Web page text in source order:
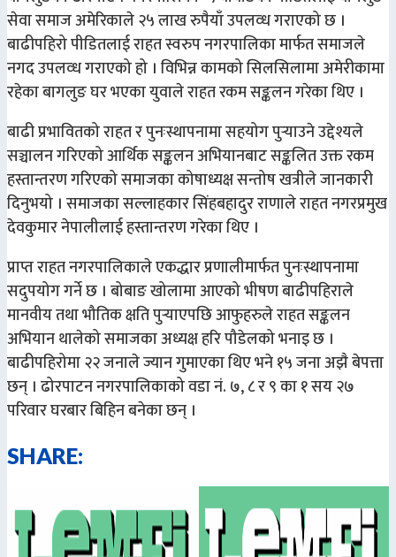
सेवा समाज अमेरिकाले २५ लाख रुपैयाँ उपलव्ध गराएको छ ।
बाढीपहिरो पीडितलाई राहत स्वरुप नगरपालिका मार्फत समाजले
नगद उपलव्ध गराएको हो । विभिन्न कामको सिलसिलामा अमेरीकामा
रहेका बागलुङ घर भएका युवाले राहत रकम सङ्कलन गरेका थिए ।
बाढी प्रभावितको राहत र पुनःस्थापनामा सहयोग पुर्‍याउने उद्देश्यले
सञ्चालन गरिएको आर्थिक सङ्कलन अभियानबाट सङ्कलित उक्त रकम
हस्तान्तरण गरिएको समाजका कोषाध्यक्ष सन्तोष खत्रीले जानकारी
दिनुभयो । समाजका सल्लाहकार सिंहबहादुर राणाले राहत नगरप्रमुख
देवकुमार नेपालीलाई हस्तान्तरण गरेका थिए ।
प्राप्त राहत नगरपालिकाले एकद्धार प्रणालीमार्फत पुनःस्थापनामा
सदुपयोग गर्ने छ । बोबाङ खोलामा आएको भीषण बाढीपहिराले
मानवीय तथा भौतिक क्षति पुर्‍याएपछि आफुहरुले राहत सङ्कलन
अभियान थालेको समाजका अध्यक्ष हरि पौडेलको भनाइ छ ।
बाढीपहिरोमा २२ जनाले ज्यान गुमाएका थिए भने १५ जना अझै बेपत्ता
छन् । ढोरपाटन नगरपालिकाको वडा नं. ७, ८ र ९ का १ सय २७
परिवार घरबार बिहिन बनेका छन् ।
SHARE: